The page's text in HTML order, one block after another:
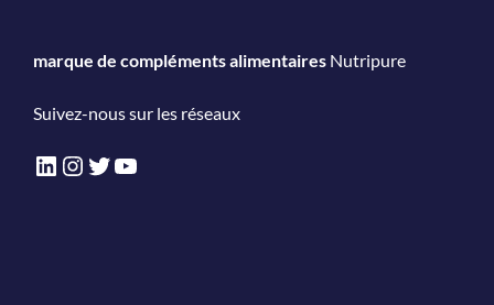
marque de compléments alimentaires Nutripure
Suivez-nous sur les réseaux
LinkedIn
Instagram
Twitter
YouTube